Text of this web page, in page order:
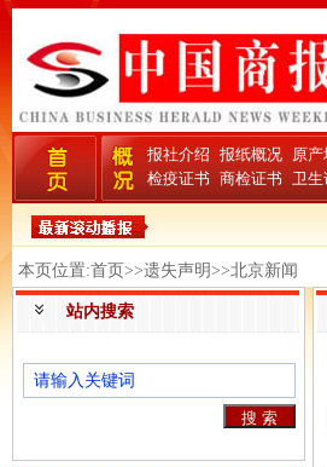
报社介绍 报纸概况 原
检疫证书 商检证书 卫生
本页位置:首页>>遗失声明>>北京新闻
站内搜索